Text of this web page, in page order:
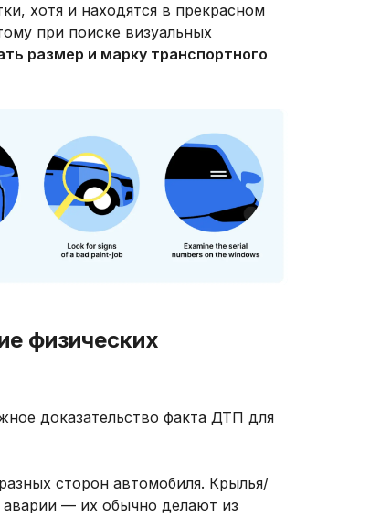
хотя и находятся в прекрасном
при поиске визуальных
размер и марку транспортного
физических
доказательство факта ДТП для
сторон автомобиля. Крылья/
— их обычно делают из